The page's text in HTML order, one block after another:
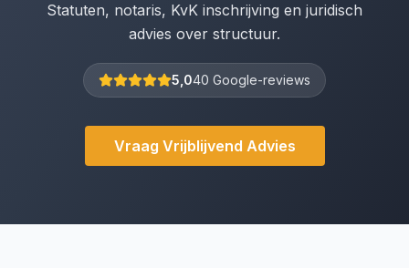
Statuten, notaris, KvK inschrijving en juridisch
advies over structuur.
5,040 Google-reviews
Vraag Vrijblijvend Advies